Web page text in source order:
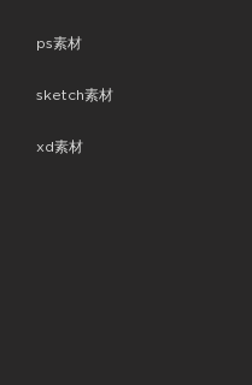
ps素材
sketch素材
xd素材